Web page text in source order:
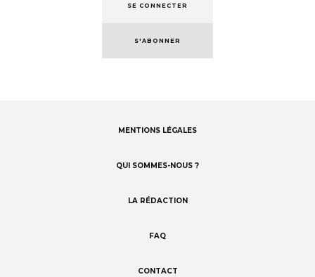
SE CONNECTER
S'ABONNER
MENTIONS LÉGALES
QUI SOMMES-NOUS ?
LA RÉDACTION
FAQ
CONTACT